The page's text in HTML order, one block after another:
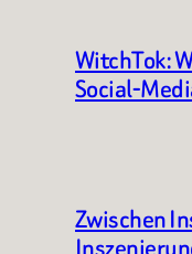
WitchTok:
Social-
Zwischen